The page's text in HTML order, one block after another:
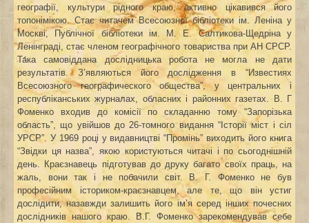
географії, культури рідного краю, активно цікавився його
топонімікою. Стає читачем Всесоюзної бібліотеки ім. Леніна у
Москві, Публічної бібліотеки ім. М. Е. Салтикова-Щедріна у
Ленінграді, стає членом географічного товариства при АН СРСР.
Така самовіддана дослідницька робота не могла не дати
результатів. З’являються його дослідження в “Известиях
Всесоюзного географического общества”, у центральних і
республіканських журналах, обласних і районних газетах. В. Г
Фоменко входив до комісії по складанню тому “Запорізька
область”, що увійшов до 26-томного видання “Історії міст і сіл
УРСР”. У 1969 році у видавництві “Промінь” виходить його книга
“Звідки ця назва”, якою користуються читачі і по сьогоднішній
день. Краєзнавець підготував до друку багато своїх праць, на
жаль, вони так і не побачили світ. В. Г. Фоменко не був
професійним істориком-краєзнавцем, але те, що він устиг
дослідити, назавжди залишить його ім’я серед інших почесних
дослідників нашого краю. В.Г. Фоменко зарекомендував себе